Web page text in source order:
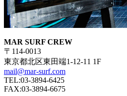
MAR SURF CREW
〒114-0013
東京都北区東田端1-12-11 1F
mail@mar-surf.com
TEL:03-3894-6425
FAX:03-3894-6675